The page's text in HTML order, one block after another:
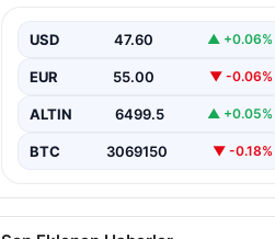
USD 47.60 ▲ +0.06%
EUR 55.00 ▼ -0.06%
ALTIN 6499.5 ▲ +0.05%
BTC 3069150 ▼ -0.18%